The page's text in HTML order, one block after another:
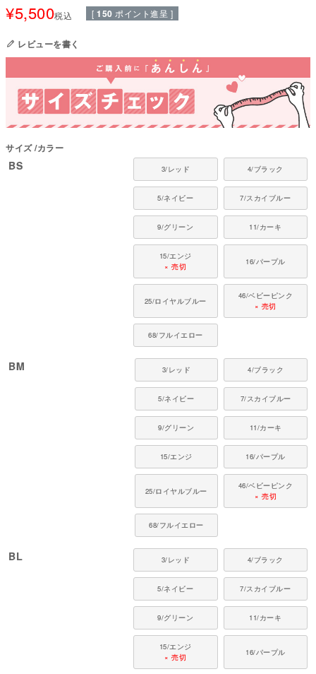
■ 本製品の特徴
【多機能ハイブリッド素材】
【温度差をやわらげる素材】
季節や室内外の温度差に合わせて、体温の変化をサポートします。
【抗菌・防臭加工】
汗や雑菌の繁殖を抑え、気になるニオイをやわらげます。
【全身を包む四つ足タイプ】
首から胸・背中・四肢までしっかりカバー
【大体型にも対応しやすい設計】
丈感を考慮し、胴長シルエットにも合わせやすい。
・消臭・抗菌加工で雑菌の繁殖やニオイを抑えます
・肌と同じ弱酸性のpH水準をキープするコントロール機能
・暑い時は湿気を逃がして冷却、寒い時は湿気を吸収して保温するハイブリ
●本体：クール・デ・ホットエクス(ポリエステル100%)
●厚さ（5段階）：2
●お手入れ：手洗い又は、裏返し洗濯ネットを使用。
ファスナー・ボタン・面テープがある商品は、しっかり止めた状態で洗濯を
ゴールデンレトリバー、ダルメシアン、ラブラドールレトリバー、ボーダー
コリー、ハスキー、ジャーマンシェパード、スタンダードプードル など
Q. つなぎ・Tシャツ・ワンピースはどう選べばいい？
A. つなぎは全身を覆って体温調整しやすく、Tシャツは手軽な普段使いに、
い。
Q. 家族や多頭でおそろいにできますか？
A. 同じデザインを小型犬から大型犬・猫まで幅広いサイズで展開。体格差が
あっても、ご家族みんなでおそろいコーデを楽しめます。
フルオブビガーは、犬や猫の習性と動きを研究し、毎日に寄り添うウエアを
届けています。愛犬・愛猫の心地よい毎日を、これからも支えていきます。
¥5,500税込 [ 150 ポイント進呈 ]
レビューを書く
サイズ カラー
BS 3/レッド 4/ブラック
5/ネイビー 7/スカイブルー
9/グリーン 11/カーキ
15/エンジ
× 売切
16/パープル
25/ロイヤルブルー
46/ベビーピンク
× 売切
68/フルイエロー
BM 3/レッド 4/ブラック
5/ネイビー 7/スカイブルー
9/グリーン 11/カーキ
15/エンジ 16/パープル
25/ロイヤルブルー
46/ベビーピンク
× 売切
68/フルイエロー
BL 3/レッド 4/ブラック
5/ネイビー 7/スカイブルー
9/グリーン 11/カーキ
15/エンジ
× 売切
16/パープル